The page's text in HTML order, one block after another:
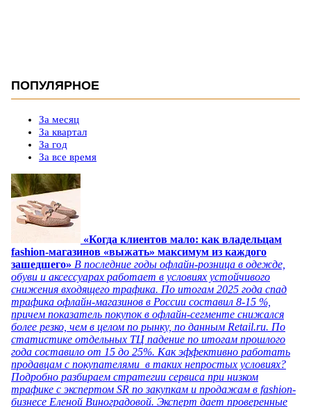
ПОПУЛЯРНОЕ
За месяц
За квартал
За год
За все время
«Когда клиентов мало: как владельцам
fashion-магазинов «выжать» максимум из каждого
зашедшего» В последние годы офлайн-розница в одежде,
обуви и аксессуарах работает в условиях устойчивого
снижения входящего трафика. По итогам 2025 года спад
трафика офлайн-магазинов в России составил 8-15 %,
причем показатель покупок в офлайн-сегменте снижался
более резко, чем в целом по рынку, по данным Retail.ru. По
статистике отдельных ТЦ падение по итогам прошлого
года составило от 15 до 25%. Как эффективно работать
продавцам с покупателями в таких непростых условиях?
Подробно разбираем стратегии сервиса при низком
трафике с экспертом SR по закупкам и продажам в fashion-
бизнесе Еленой Виноградовой. Эксперт дает проверенные